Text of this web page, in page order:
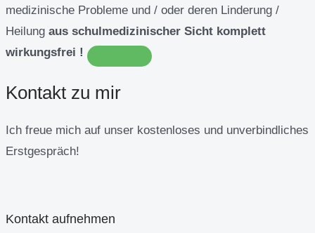
medizinische Probleme und / oder deren Linderung /
Heilung aus schulmedizinischer Sicht komplett
wirkungsfrei !
Kontakt zu mir
Ich freue mich auf unser kostenloses und unverbindliches
Erstgespräch!
Kontakt aufnehmen